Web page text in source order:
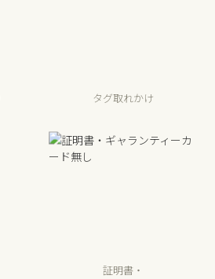
タグ取れかけ
証明書・